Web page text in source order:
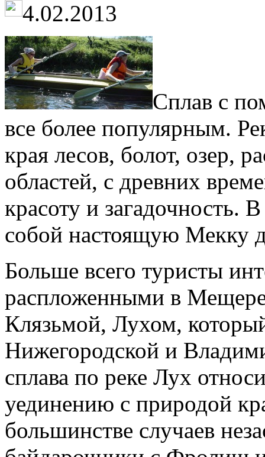
4.02.2013
Сплав с
все более популярным.
края лесов, болот, озер,
областей, с древних
красоту и загадочность.
собой настоящую Мекку
Больше всего туристы
распложенными в
Клязьмой, Лухом,
Нижегородской и
сплава по реке Лух
уединению с природой
большинстве случаев